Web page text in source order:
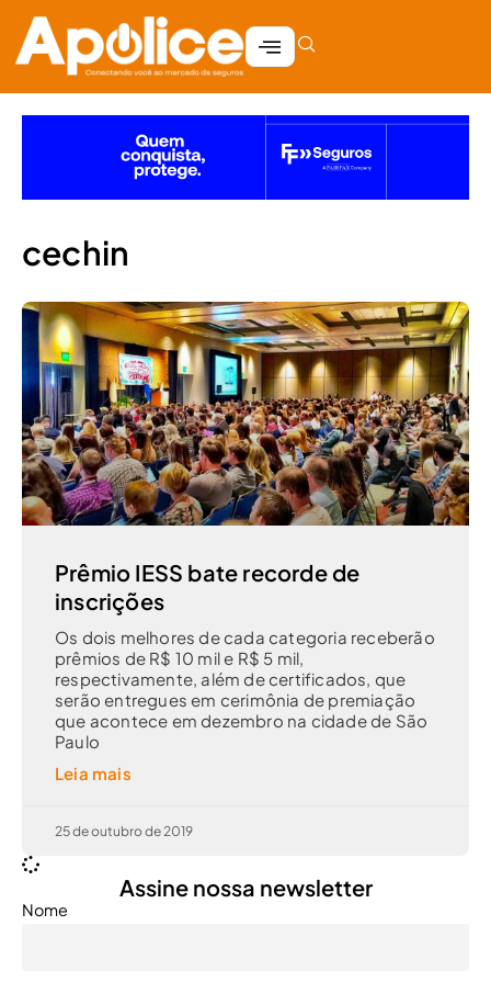
cechin
Prêmio IESS bate recorde de
inscrições
Os dois melhores de cada categoria receberão
prêmios de R$ 10 mil e R$ 5 mil,
respectivamente, além de certificados, que
serão entregues em cerimônia de premiação
que acontece em dezembro na cidade de São
Paulo
Leia mais
25 de outubro de 2019
Assine nossa newsletter
Nome